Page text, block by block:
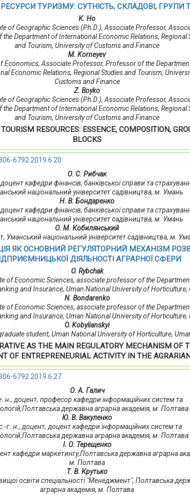
РЕСУРСИ ТУРИЗМУ: СУТНІСТЬ, СКЛАДОВІ, ГРУПИ
К. Ho
of Geographic Sciences (Ph.D.), Associate Professor,
Department of International Economic Relations, Regional
and Tourism, University of Customs and Finance
M. Korneyev
Economics, Associate Professor, Professor of the
Economic Relations, Regional Studies and Tourism,
Customs and Finance
Z. Boyko
of Geographic Sciences (Ph.D.), Associate Professor,
Department of International Economic Relations, Regional
and Tourism, University of Customs and Finance
RESOURCES: ESSENCE, COMPOSITION,
BLOCKS
6792.2019.6.20
О. С. Рибчак
кафедри фінансів, банківської справи та
національний університет садівництва, м. Умань
Н. В. Бондаренко
кафедри фінансів, банківської справи та
національний університет садівництва, м. Умань
О. М. Кобилянський
Уманський національний університет садівництва, м.
ЯК ОСНОВНИЙ РЕГУЛЯТОРНИЙ МЕХАНІЗМ
ДІЯЛЬНОСТІ АГРАРНОЇ СФЕРИ
O. Rybchak
of Economic Sciences, associate professor of the
and Insurance, Uman National University of Horticulture,
N. Bondarenko
of Economic Sciences, associate professor of the
and Insurance, Uman National University of Horticulture,
O. Kobylianskyi
student, Uman National University of Horticulture,
AS THE MAIN REGULATORY MECHANISM OF
OF ENTREPRENEURIAL ACTIVITY IN THE
6792.2019.6.27
О. А. Галич
н., доцент, професор кафедри інформаційних систем та
державна аграрна академія, м. Полтава
Ю. В. Вакуленко
г. н., доцент, доцент кафедри інформаційних систем та
державна аграрна академія, м. Полтава
І. О. Терещенко
кафедри маркетингу,Полтавська державна аграрна
м. Полтава
Т. В. Крутько
освіти спеціальності "Менеджмент", Полтавська
аграрна академія, м. Полтава